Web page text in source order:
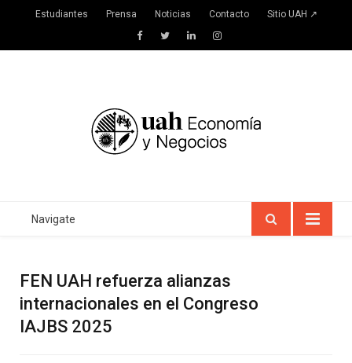
Estudiantes Prensa Noticias Contacto Sitio UAH ↗
FacebookTwitterLinkedInInstagram
Navigate
FEN UAH refuerza alianzas
internacionales en el Congreso
IAJBS 2025